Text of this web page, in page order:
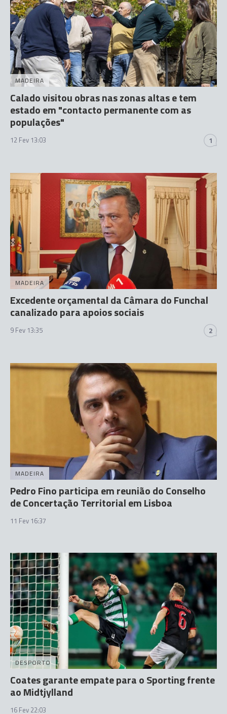
MADEIRA
Calado visitou obras nas zonas altas e tem
estado em "contacto permanente com as
populações"
12 Fev 13:03 1
MADEIRA
Excedente orçamental da Câmara do Funchal
canalizado para apoios sociais
9 Fev 13:35 2
MADEIRA
Pedro Fino participa em reunião do Conselho
de Concertação Territorial em Lisboa
11 Fev 16:37
DESPORTO
Coates garante empate para o Sporting frente
ao Midtjylland
16 Fev 22:03